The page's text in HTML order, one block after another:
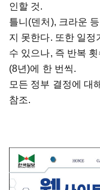
인할 것.
틀니(덴처), 크라운
지 못한다. 또한 일정
수 있으나, 즉 반복
(8년)에 한 번씩.
모든 정부 결정에 대
참조.